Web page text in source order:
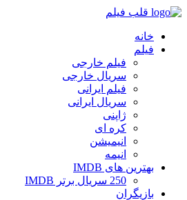
قلب فیلم
خانه
فیلم
فیلم خارجی
سریال خارجی
فیلم ایرانی
سریال ایرانی
ژاپنی
کره ای
انیمیشن
انیمه
بهترین های IMDB
250 سریال برتر IMDB
بازیگران